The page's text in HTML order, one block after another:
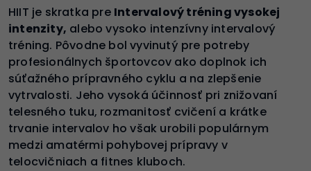
HIIT je skratka pre Intervalový tréning vysokej
intenzity, alebo vysoko intenzívny intervalový
tréning. Pôvodne bol vyvinutý pre potreby
profesionálnych športovcov ako doplnok ich
súťažného prípravného cyklu a na zlepšenie
vytrvalosti. Jeho vysoká účinnosť pri znižovaní
telesného tuku, rozmanitosť cvičení a krátke
trvanie intervalov ho však urobili populárnym
medzi amatérmi pohybovej prípravy v
telocvičniach a fitnes kluboch.